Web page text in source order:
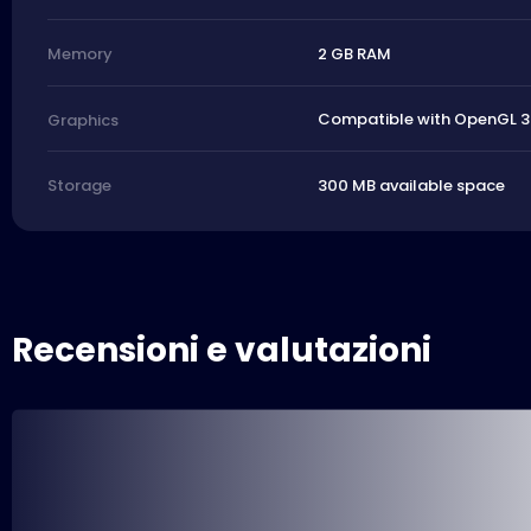
Memory 2 GB RAM
Graphics Compatible with OpenGL
Storage 300 MB available space
Recensioni e valutazioni